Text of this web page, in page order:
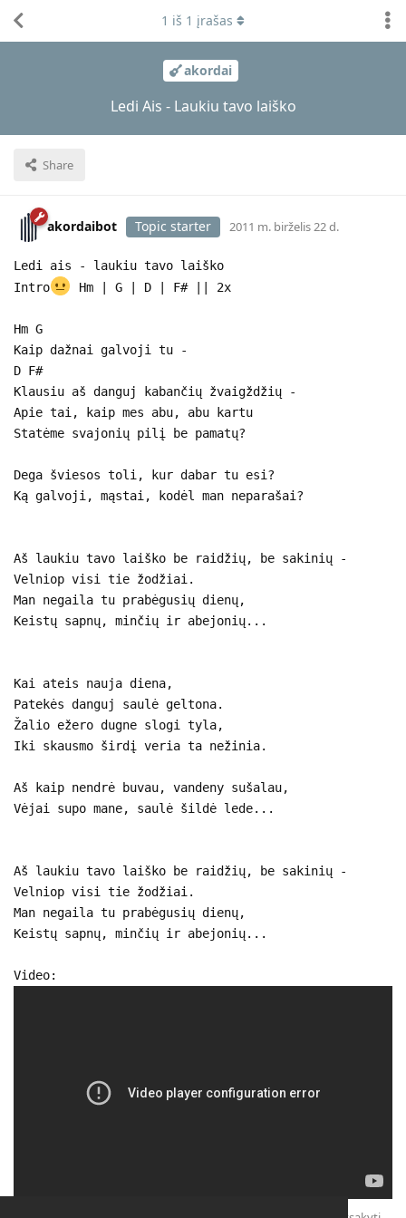
akordai
Ledi Ais - Laukiu tavo laiško
Share
1 iš 1 įrašas
akordaibot Topic starter 2011 m. birželis 22 d.
Ledi ais - laukiu tavo laiško
Intro
Hm | G | D | F# || 2x
Hm G
Kaip dažnai galvoji tu -
D F#
Klausiu aš danguj kabančių žvaigždžių -
Apie tai, kaip mes abu, abu kartu
Statėme svajonių pilį be pamatų?
Dega šviesos toli, kur dabar tu esi?
Ką galvoji, mąstai, kodėl man neparašai?
Aš laukiu tavo laiško be raidžių, be sakinių -
Velniop visi tie žodžiai.
Man negaila tu prabėgusių dienų,
Keistų sapnų, minčių ir abejonių...
Kai ateis nauja diena,
Patekės danguj saulė geltona.
Žalio ežero dugne slogi tyla,
Iki skausmo širdį veria ta nežinia.
Aš kaip nendrė buvau, vandeny sušalau,
Vėjai supo mane, saulė šildė lede...
Aš laukiu tavo laiško be raidžių, be sakinių -
Velniop visi tie žodžiai.
Man negaila tu prabėgusių dienų,
Keistų sapnų, minčių ir abejonių...
Video: